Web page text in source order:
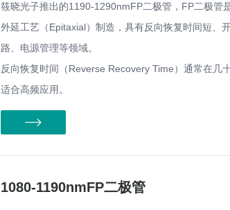
筱晓光子推出的1190-1290nmFP二极管，FP二极管
外延工艺（Epitaxial）制造，具有反向恢复时间短、
路、电源管理等领域。
反向恢复时间（Reverse Recovery Time）通常在几
适合高频应用。
1080-1190nmFP二极管